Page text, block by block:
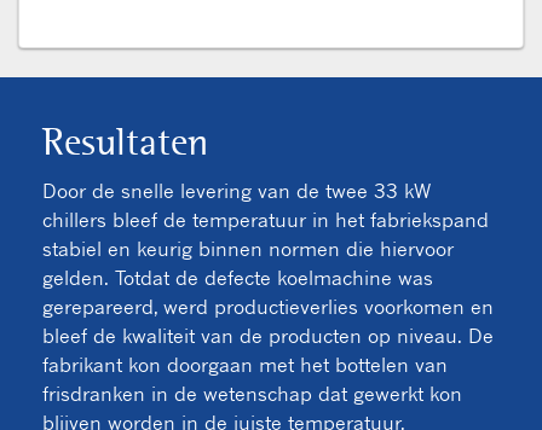
Resultaten
Door de snelle levering van de twee 33 kW
chillers bleef de temperatuur in het fabriekspand
stabiel en keurig binnen normen die hiervoor
gelden. Totdat de defecte koelmachine was
gerepareerd, werd productieverlies voorkomen en
bleef de kwaliteit van de producten op niveau. De
fabrikant kon doorgaan met het bottelen van
frisdranken in de wetenschap dat gewerkt kon
blijven worden in de juiste temperatuur.